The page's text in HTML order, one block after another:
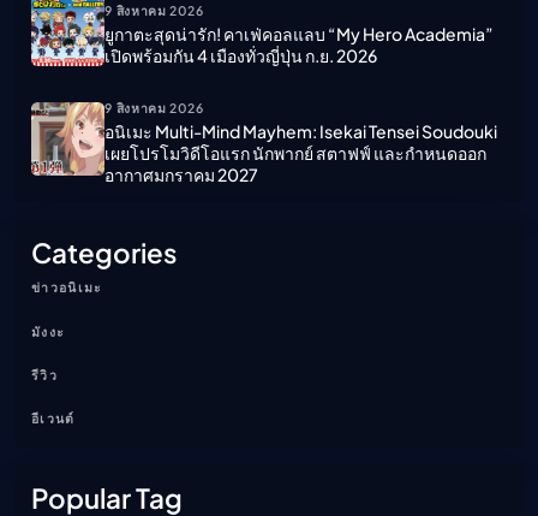
9 สิงหาคม 2026
ยูกาตะสุดน่ารัก! คาเฟ่คอลแลบ “My Hero Academia”
เปิดพร้อมกัน 4 เมืองทั่วญี่ปุ่น ก.ย. 2026
9 สิงหาคม 2026
อนิเมะ Multi-Mind Mayhem: Isekai Tensei Soudouki
เผยโปรโมวิดีโอแรก นักพากย์ สตาฟฟ์ และกำหนดออก
อากาศมกราคม 2027
Categories
ข่าวอนิเมะ
มังงะ
รีวิว
อีเวนต์
Popular Tag